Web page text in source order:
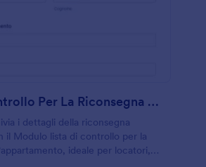
Lista Di Controllo Per La Riconsegna Dell'appartamento
i dettagli della riconsegna
il Modulo lista di controllo per la
ideale per locatori,